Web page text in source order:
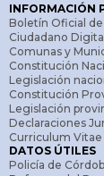
INFORMACIÓN
Boletín Oficial
Ciudadano Digital
Comunas y
Constitución
Legislación
Constitución
Legislación
Declaraciones
Curriculum Vitae
DATOS ÚTILES
Policía de